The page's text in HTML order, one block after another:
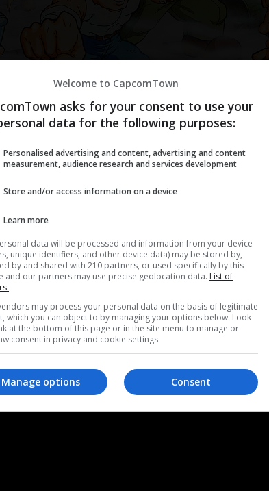
プコンタウンのご利用に際して
ご利用いただくには「カプコンタウン利用規約」および
への同意が必要です。
ライバシーポリシーをすべてお読みいただいたうえで、同
プコンタウンで遊ぶ」ボタンを押して次に進んでください
カプコンタウン利用規約
カプコンタウンで遊ぶ
バシーポリシーに同意いただけない場合、カプコンタウ
。
カプコン公式サイトへ
Welcome to CapcomTown
asks for your consent to use your
data for the following purposes:
Personalised advertising and content, advertising and content
measurement, audience research and services development
Store and/or access information on a device
Learn more
data will be processed and information from your device
unique identifiers, and other device data) may be stored by,
by and shared with 210 partners, or used specifically by this
and our partners may use precise geolocation data. List of
may process your personal data on the basis of legitimate
which you can object to by managing your options below. Look
at the bottom of this page or in the site menu to manage or
consent in privacy and cookie settings.
Consent
Manage options